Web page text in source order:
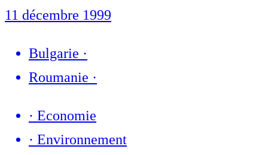
11 décembre 1999
Bulgarie ·
Roumanie ·
· Economie
· Environnement